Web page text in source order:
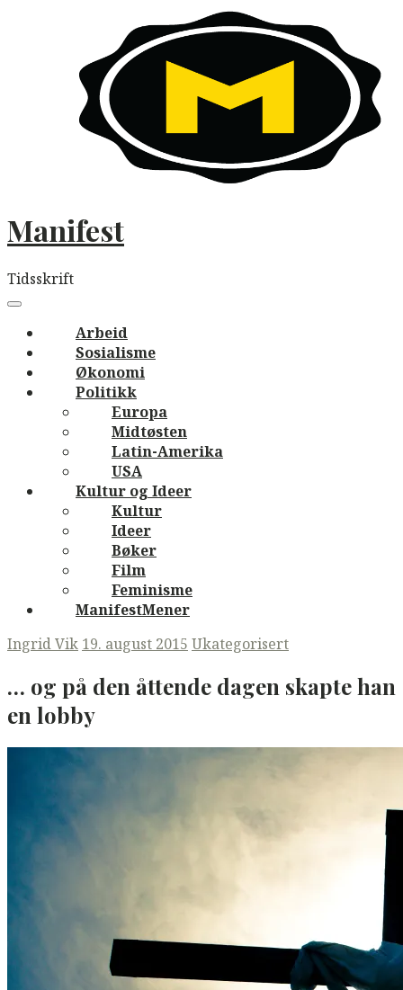
Manifest
Tidsskrift
navigation
Menu
Arbeid
Sosialisme
Økonomi
Politikk
Europa
Midtøsten
Latin-Amerika
USA
Kultur og Ideer
Kultur
Ideer
Bøker
Film
Feminisme
ManifestMener
Ingrid Vik 19. august 2015 Ukategorisert
… og på den åttende dagen skapte han
en lobby